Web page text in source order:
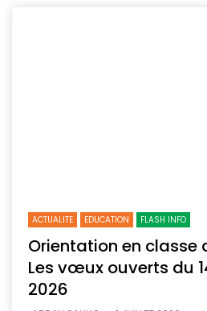
ACTUALITE EDUCATION FLASH INFO
Orientation en classe
Les vœux ouverts du
2026